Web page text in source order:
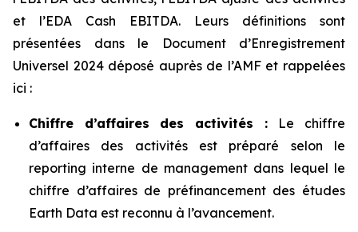
et l’EDA Cash EBITDA. Leurs définitions sont
présentées dans le Document d’Enregistrement
Universel 2024 déposé auprès de l’AMF et rappelées
ici :
Chiffre d’affaires des activités : Le chiffre
d’affaires des activités est préparé selon le
reporting interne de management dans lequel le
chiffre d’affaires de préfinancement des études
Earth Data est reconnu à l’avancement.